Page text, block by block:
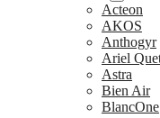
Acteon
AKOS
Anthogyr
Ariel
Astra
Bien Air
BlancOne